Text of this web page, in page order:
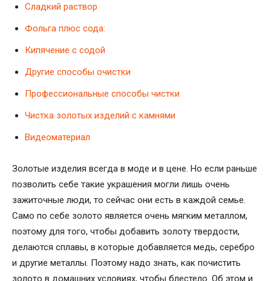
Сладкий раствор
Фольга плюс сода:
Кипячение с содой
Другие способы очистки
Профессиональные способы чистки
Чистка золотых изделий с камнями
Видеоматериал
Золотые изделия всегда в моде и в цене. Но если раньше
позволить себе такие украшения могли лишь очень
зажиточные люди, то сейчас они есть в каждой семье.
Само по себе золото является очень мягким металлом,
поэтому для того, чтобы добавить золоту твердости,
делаются сплавы, в которые добавляется медь, серебро
и другие металлы. Поэтому надо знать, как почистить
золото в домашних условиях, чтобы блестело. Об этом и